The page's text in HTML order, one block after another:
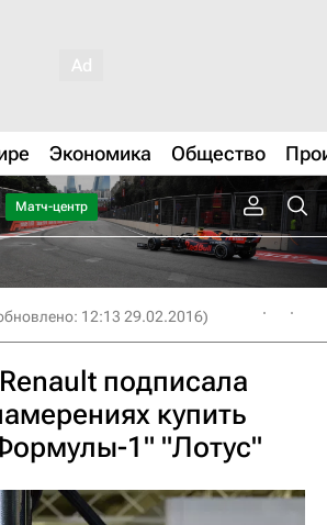
Экономика Общество
Матч-центр
12:13 29.02.2016)
подписала
купить
1" "Лотус"